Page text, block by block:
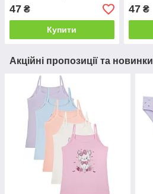
47 ₴
Купити
47₴
Акційні пропозиції та новинки